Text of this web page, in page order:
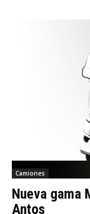
Camiones
Nueva gama
Antos